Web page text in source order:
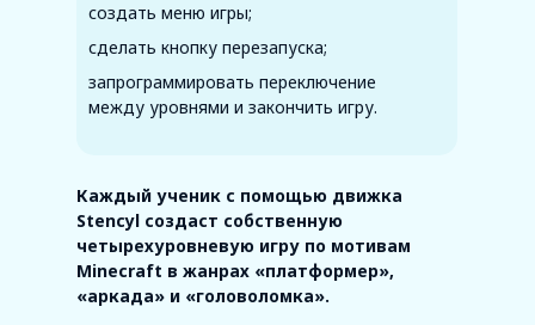
Каждый ученик с помощью движка
Stencyl создаст собственную
четырехуровневую игру по мотивам
Minecraft в жанрах «платформер»,
«аркада» и «головоломка».
создать меню игры;
сделать кнопку перезапуска;
запрограммировать переключение
между уровнями и закончить игру.
Вторая неделя.
Программирование